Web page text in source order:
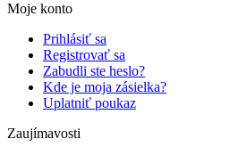
Moje konto
Prihlásiť sa
Registrovať sa
Zabudli ste heslo?
Kde je moja zásielka?
Uplatniť poukaz
Zaujímavosti